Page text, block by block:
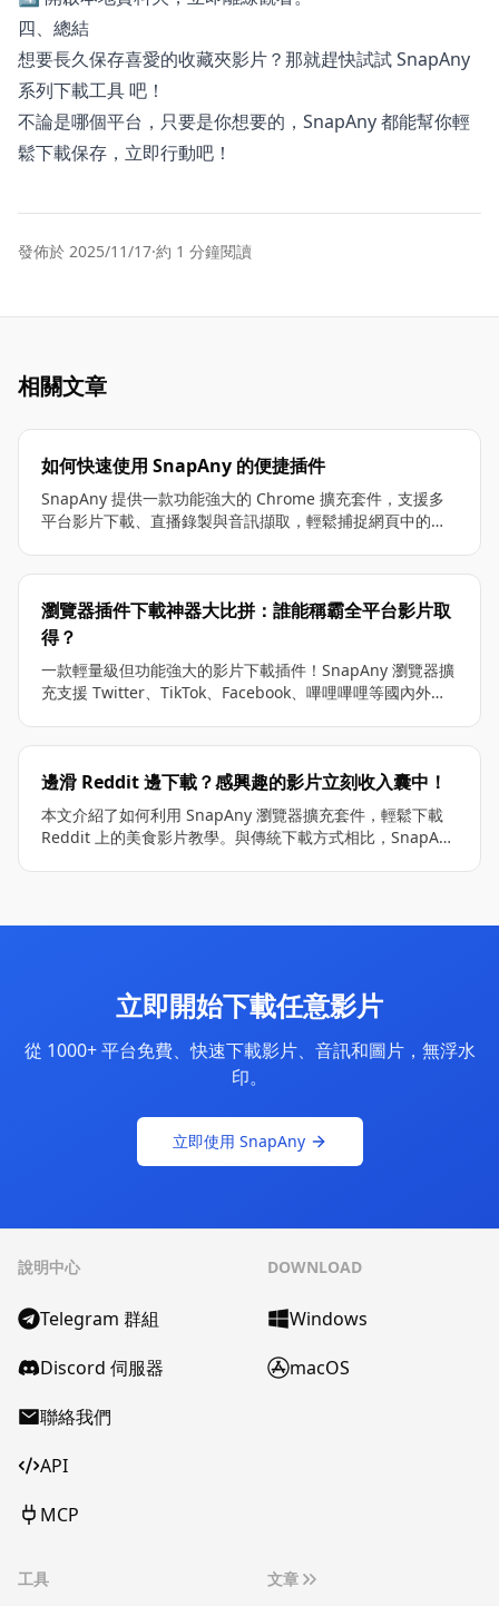
四、總結
想要長久保存喜愛的收藏夾影片？那就趕快試試 SnapAny
系列下載工具 吧！
不論是哪個平台，只要是你想要的，SnapAny 都能幫你輕
鬆下載保存，立即行動吧！
發佈於 2025/11/17·約 1 分鐘閱讀
相關文章
如何快速使用 SnapAny 的便捷插件
SnapAny 提供一款功能強大的 Chrome 擴充套件，支援多
平台影片下載、直播錄製與音訊擷取，輕鬆捕捉網頁中的多
瀏覽器插件下載神器大比拼：誰能稱霸全平台影片取
得？
一款輕量級但功能強大的影片下載插件！SnapAny 瀏覽器擴
充支援 Twitter、TikTok、Facebook、嗶哩嗶哩等國內外主
邊滑 Reddit 邊下載？感興趣的影片立刻收入囊中！
本文介紹了如何利用 SnapAny 瀏覽器擴充套件，輕鬆下載
Reddit 上的美食影片教學。與傳統下載方式相比，SnapAny
使用者隨時離線觀看、提升料理技巧。無論是美食愛好者還
立即開始下載任意影片
從 1000+ 平台免費、快速下載影片、音訊和圖片，無浮水
印。
立即使用 SnapAny
說明中心
Telegram 群組
Discord 伺服器
聯絡我們
API
MCP
DOWNLOAD
Windows
macOS
工具 文章